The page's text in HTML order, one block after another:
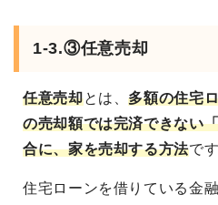
1-3.③任意売却
任意売却とは、多額の住宅
の売却額では完済できない
合に、家を売却する方法です
住宅ローンを借りている金